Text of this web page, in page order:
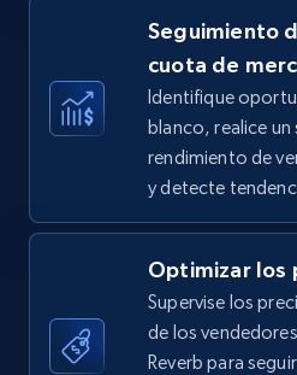
TikTok Shop
URL, Title, Available,
price, Final price, Discount
5.4K+ 668+
TikTok Shop - category
Seguimiento
cuota de
Identifique
blanco, realice
rendimiento de
y detecte
Optimizar los
Supervise los
de los
Reverb para